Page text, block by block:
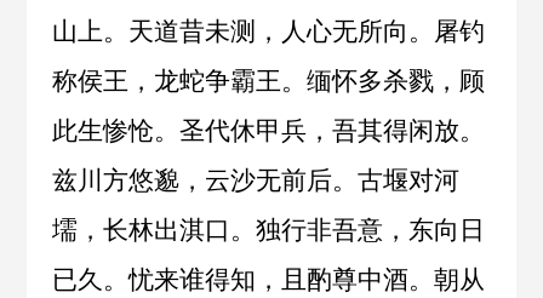
山上。天道昔未测，人心无所向。屠钓
称侯王，龙蛇争霸王。缅怀多杀戮，顾
此生惨怆。圣代休甲兵，吾其得闲放。
兹川方悠邈，云沙无前后。古堰对河
壖，长林出淇口。独行非吾意，东向日
已久。忧来谁得知，且酌尊中酒。朝从